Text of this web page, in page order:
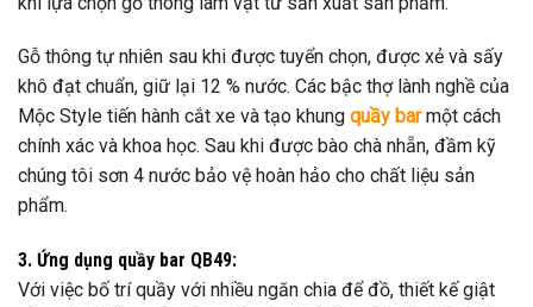
Gỗ thông tự nhiên sau khi được tuyển chọn, được xẻ và sấy
khô đạt chuẩn, giữ lại 12 % nước. Các bậc thợ lành nghề của
Mộc Style tiến hành cắt xe và tạo khung quầy barmột cách
chính xác và khoa học. Sau khi được bào chà nhẵn, đầm kỹ
chúng tôi sơn 4 nước bảo vệ hoàn hảo cho chất liệu sản
phẩm.
3. Ứng dụng quầy bar QB49:
Với việc bố trí quầy với nhiều ngăn chia để đồ, thiết kế giật